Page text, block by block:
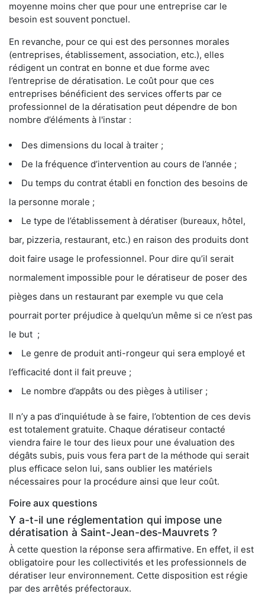
moyenne moins cher que pour une entreprise car le
besoin est souvent ponctuel.
En revanche, pour ce qui est des personnes morales
(entreprises, établissement, association, etc.), elles
rédigent un contrat en bonne et due forme avec
l’entreprise de dératisation. Le coût pour que ces
entreprises bénéficient des services offerts par ce
professionnel de la dératisation peut dépendre de bon
nombre d’éléments à l'instar :
Des dimensions du local à traiter ;
De la fréquence d’intervention au cours de l’année ;
Du temps du contrat établi en fonction des besoins de
la personne morale ;
Le type de l’établissement à dératiser (bureaux, hôtel,
bar, pizzeria, restaurant, etc.) en raison des produits dont
doit faire usage le professionnel. Pour dire qu’il serait
normalement impossible pour le dératiseur de poser des
pièges dans un restaurant par exemple vu que cela
pourrait porter préjudice à quelqu’un même si ce n’est pas
le but ;
Le genre de produit anti-rongeur qui sera employé et
l’efficacité dont il fait preuve ;
Le nombre d’appâts ou des pièges à utiliser ;
Il n’y a pas d’inquiétude à se faire, l’obtention de ces devis
est totalement gratuite. Chaque dératiseur contacté
viendra faire le tour des lieux pour une évaluation des
dégâts subis, puis vous fera part de la méthode qui serait
plus efficace selon lui, sans oublier les matériels
nécessaires pour la procédure ainsi que leur coût.
Foire aux questions
Y a-t-il une réglementation qui impose une
dératisation à Saint-Jean-des-Mauvrets ?
À cette question la réponse sera affirmative. En effet, il est
obligatoire pour les collectivités et les professionnels de
dératiser leur environnement. Cette disposition est régie
par des arrêtés préfectoraux.